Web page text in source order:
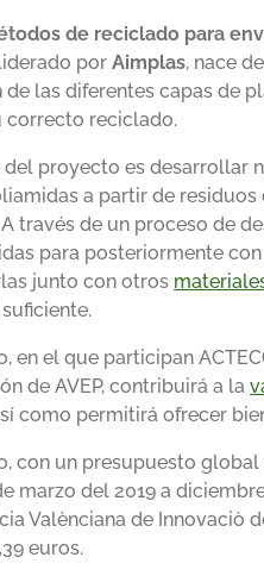
de reciclado para
porAimplas, nace
de las diferentes capas de
correcto reciclado.
proyecto es desarrollar
a partir de
través de un proceso de
para posteriormente
junto con otros
en el que participan
de AVEP, contribuirá a la
como permitirá ofrecer
con un presupuesto global
marzo del 2019 a
Valènciana de Innovaciò
euros.